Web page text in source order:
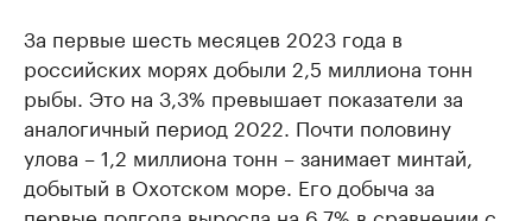
За первые шесть месяцев 2023 года в
российских морях добыли 2,5 миллиона тонн
рыбы. Это на 3,3% превышает показатели за
аналогичный период 2022. Почти половину
улова – 1,2 миллиона тонн – занимает минтай,
добытый в Охотском море. Его добыча за